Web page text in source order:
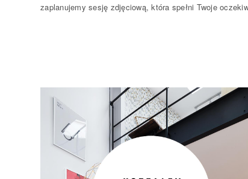
zaplanujemy sesję zdjęciową, która spełni Twoje